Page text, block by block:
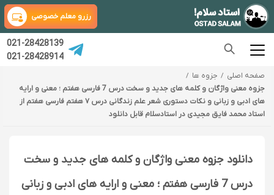
رزرو معلم خصوصی
021-28428139
021-28428914
صفحه اصلی
جزوه ها
جزوه معنی واژگان و کلمه های جدید و سخت درس 7 فارسی هفتم ؛ معنی و ارایه
های ادبی و زبانی و نکات دستوری شعر علم زندگانی درس ۷ هفتم فارسی هفتم از
استاد محمد فایق مجیدی در استادسلام قابل دانلود
دانلود جزوه معنی واژگان و کلمه های جدید و سخت
درس 7 فارسی هفتم ؛ معنی و ارایه های ادبی و زبانی